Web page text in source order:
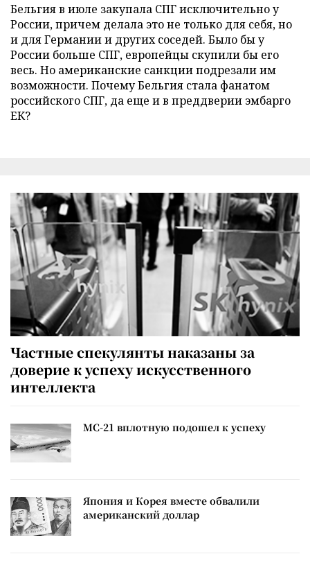
Бельгия в июле закупала СПГ исключительно у
России, причем делала это не только для себя, но
и для Германии и других соседей. Было бы у
России больше СПГ, европейцы скупили бы его
весь. Но американские санкции подрезали им
возможности. Почему Бельгия стала фанатом
российского СПГ, да еще и в преддверии эмбарго
ЕК?
Частные спекулянты наказаны за
доверие к успеху искусственного
интеллекта
МС-21 вплотную подошел к успеху
Япония и Корея вместе обвалили
американский доллар